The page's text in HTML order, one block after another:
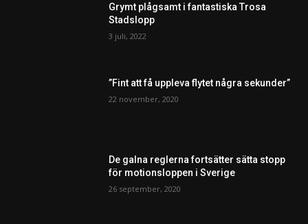
Grymt plågsamt i fantastiska Trosa
Stadslopp
3 juli, 2022
”Fint att få uppleva flytet några sekunder”
22 november, 2020
De galna reglerna fortsätter sätta stopp
för motionsloppen i Sverige
26 september, 2020